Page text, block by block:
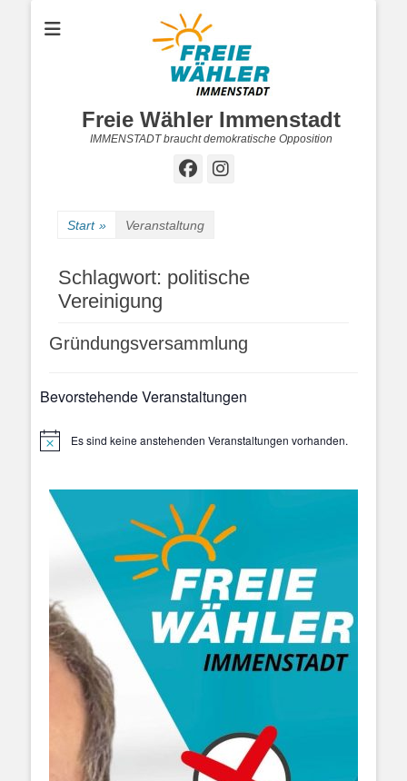
Freie Wähler Immenstadt
IMMENSTADT braucht demokratische Opposition
Facebook
Instagram
Start » Veranstaltung
Schlagwort: politische
Vereinigung
Gründungsversammlung
Bevorstehende Veranstaltungen
HinweisEs sind keine anstehenden Veranstaltungen vorhanden.